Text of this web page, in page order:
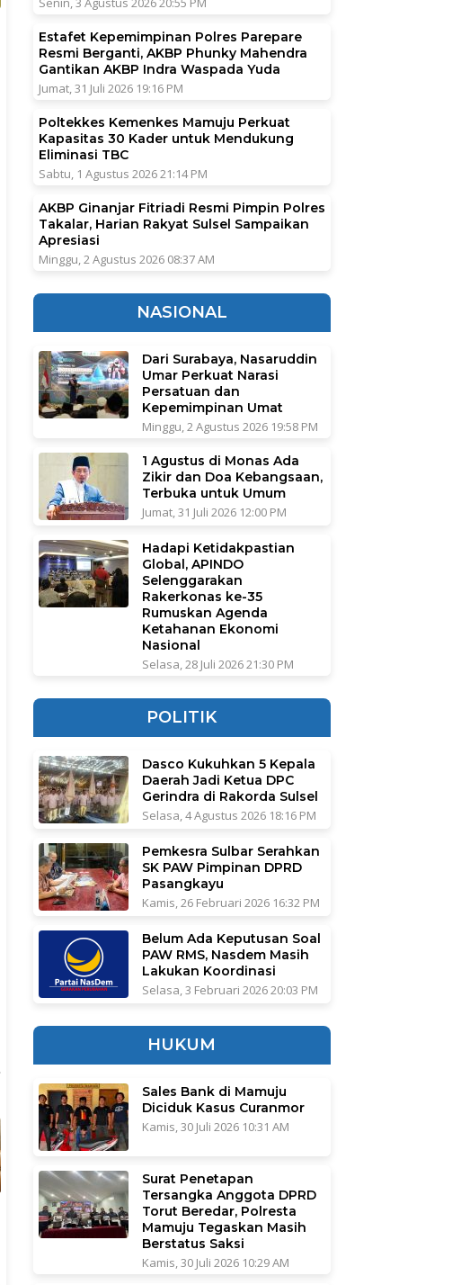
Estafet Kepemimpinan Polres Parepare
Resmi Berganti, AKBP Phunky Mahendra
Gantikan AKBP Indra Waspada Yuda
Jumat, 31 Juli 2026 19:16 PM
Poltekkes Kemenkes Mamuju Perkuat
Kapasitas 30 Kader untuk Mendukung
Eliminasi TBC
Sabtu, 1 Agustus 2026 21:14 PM
AKBP Ginanjar Fitriadi Resmi Pimpin Polres
Takalar, Harian Rakyat Sulsel Sampaikan
Apresiasi
Minggu, 2 Agustus 2026 08:37 AM
NASIONAL
Dari Surabaya, Nasaruddin
Umar Perkuat Narasi
Persatuan dan
Kepemimpinan Umat
Minggu, 2 Agustus 2026 19:58 PM
1 Agustus di Monas Ada
Zikir dan Doa Kebangsaan,
Terbuka untuk Umum
Jumat, 31 Juli 2026 12:00 PM
Hadapi Ketidakpastian
Global, APINDO
Selenggarakan
Rakerkonas ke-35
Rumuskan Agenda
Ketahanan Ekonomi
Nasional
Selasa, 28 Juli 2026 21:30 PM
POLITIK
Dasco Kukuhkan 5 Kepala
Daerah Jadi Ketua DPC
Gerindra di Rakorda Sulsel
Selasa, 4 Agustus 2026 18:16 PM
Pemkesra Sulbar Serahkan
SK PAW Pimpinan DPRD
Pasangkayu
Kamis, 26 Februari 2026 16:32 PM
Belum Ada Keputusan Soal
PAW RMS, Nasdem Masih
Lakukan Koordinasi
Selasa, 3 Februari 2026 20:03 PM
HUKUM
Sales Bank di Mamuju
Diciduk Kasus Curanmor
Kamis, 30 Juli 2026 10:31 AM
Surat Penetapan
Tersangka Anggota DPRD
Torut Beredar, Polresta
Mamuju Tegaskan Masih
Berstatus Saksi
Kamis, 30 Juli 2026 10:29 AM